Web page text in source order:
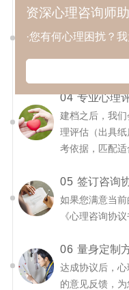
03 信息采集
到达门店后，
和主要特征，
04 专业心理
建档之后，我
理评估（出具
考依据，匹配
05 签订咨询
如果您满意当
《心理咨询协
06 量身定制
达成协议后，
的意见反馈，为
资深心理咨询师
·您有何心理困扰？